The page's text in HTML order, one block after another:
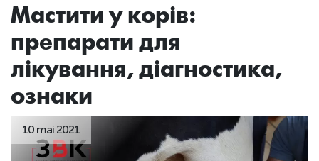
Мастити у корів:
препарати для
лікування, діагностика,
ознаки
10 mai 2021